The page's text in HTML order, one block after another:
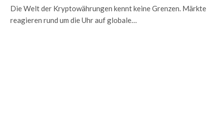
Die Welt der Kryptowährungen kennt keine Grenzen. Märkte
reagieren rund um die Uhr auf globale…